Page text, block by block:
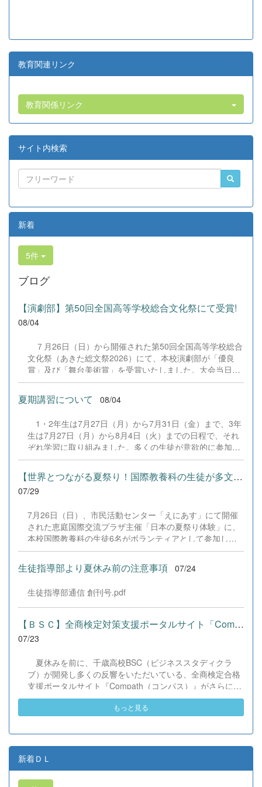
教育関連リンク
教育関係リンク
サイト内検索
新着
5件
ブログ
【演劇部】第50回全国高等学校総合文化祭にて受賞!
08/04
７月26日（日）から開催された第50回全国高等学校総合
文化祭（あきた総文祭2026）にて、本校演劇部が「優良
賞」及び「舞台美術賞」を受賞いたしました。大会当日
は、本校の部員たちもこれまで積み重ねてきた練習の成果
を存分に発揮し、堂々と舞台に立ちました。緊張感のある
全国の舞台において、一人一人が役割を果たし、心を込め
の全国大会出場にあたり、多大なるご支援・ご協力をいた
だきました企業の皆様、ならびに心温まるご寄付や温かい
ご声援を寄せてくださった地域の皆様方に、心より感謝申
し上げます。皆様からの温かいご支援が部員たちの大きな
励みとなり、全国の舞台で最高のパフォーマンスと演技を
届けることができました。今回の経験を糧に、さらに表現
力に磨きをかけ、今後も活動してまいります。引き続き、
本校演劇部への変わらぬご声援をよろしくお願いいたしま
す。 &nbsp;
夏期講習について 08/04
1・2年生は7月27日（月）から7月31日（金）まで、3年
生は7月27日（月）から8月4日（火）までの日程で、それ
ぞれ学習に取り組みました。多くの生徒が意欲的に参加
し、これまでの学習内容の復習や発展的な内容、受験に向
けた学習などに真剣に取り組む姿が見られました。夏期講
習で身に付けた学習習慣や知識を、今後の学校生活や学習
に生かし、一人一人がさらなる成長につなげてくれること
【世界とつながる夏祭り！国際教養科の生徒が多文化共生ボランテ...
07/29
7月26日（日）、市民活動センター「えにあす」にて開催
された恵庭国際交流プラザ主催「日本の夏祭り体験」に、
本校国際教養科の生徒6名がボランティアとして参加しま
した！ 会場にはウクライナ、ネパール、アフガニスタンな
ど多国籍な参加者が集まり、ヨーヨー釣りや綿あめ、盆踊
りなどを満喫。浴衣姿でイベントを彩った1年生や、経験
葉や国境を超えて笑顔で交流を深めました。 主催者の方か
らは、「国籍や年齢を問わず笑顔で寄り添い、自分で考え
て動く姿が素晴らしい。異文化理解のマインドが自然と身
についている」と、賞賛の声をいただきました！ 教室の中
だけでなく、地域や世界という広いフィールドで本領を発
姿に、誇らしさでいっぱいです。 教養科生、どんどん外へ
飛び出そう！ その温かい心と行動力を磨き、世界を笑顔に
する魅力的な人材へ成長していく皆さんを応援していま
す！
生徒指導部より夏休み前の注意事項 07/24
生徒指導部通信 創刊号.pdf
【ＢＳＣ】全商検定対策支援ポータルサイト「Compath（コンパス）...
07/23
夏休みを前に、千歳高校BSC（ビジネススタディクラ
ブ）が開発し多くの反響をいただいている、全商検定合格
支援ポータルサイト『Compath（コンパス）』がさらにバ
ージョンアップいたしました。 今回もユーザーの皆様か
らいただいたアンケートのご意見をもとに、BSC部員のプ
の実装までを行いました。今回のアップデートでは、ビジ
ネス計算・簿記・ビジネス文書・情報処理・商業経済・財
務分析・ビジネスコミュニケーションなど各ジャンルに及
具体的には、各検定問題数の大幅増加をはじめ、英語翻訳
もっと見る
新着ＤＬ